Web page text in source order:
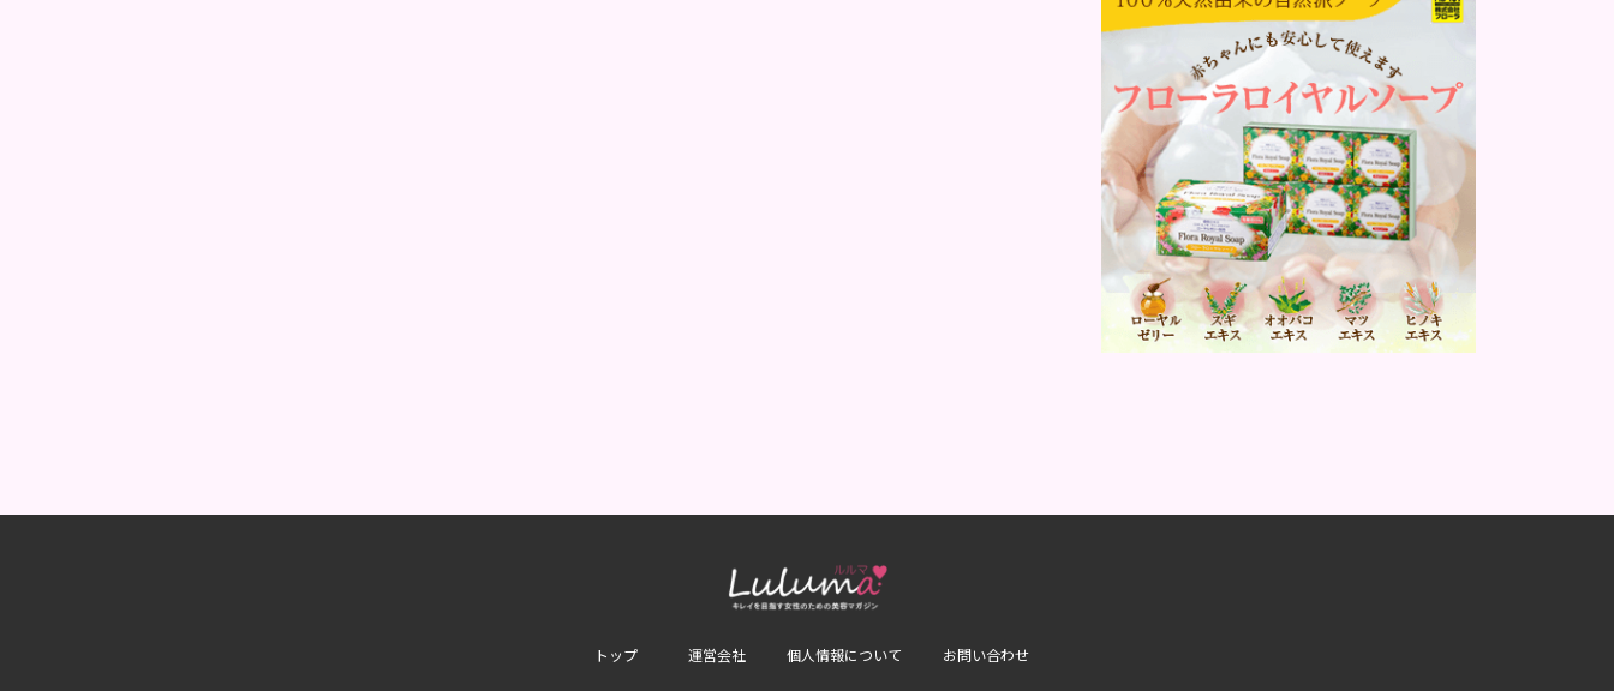
力を高め、荒れた肌を内側から修復す
る栄養素です。 ビタミンA：レバー、
人参、ほうれん草など レバー、人参、
ほうれん草などに含まれるビタミンA
は、肌のターンオーバーを正常化し、
肌荒れを素早く修復します。特にレバ
ーは吸収率の高いレチノールを含み、
即効性が期待でき...
トップ 運営会社 個人情報について お問い合わせ